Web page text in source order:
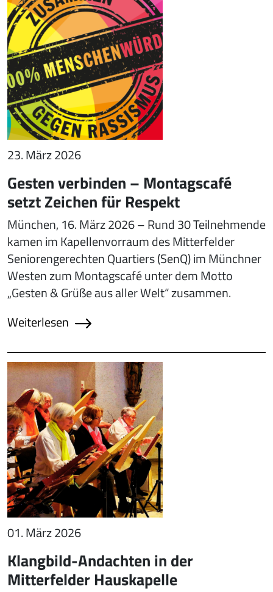
23. März 2026
Gesten verbinden – Montagscafé
setzt Zeichen für Respekt
München, 16. März 2026 – Rund 30 Teilnehmende
kamen im Kapellenvorraum des Mitterfelder
Seniorengerechten Quartiers (SenQ) im Münchner
Westen zum Montagscafé unter dem Motto
„Gesten & Grüße aus aller Welt“ zusammen.
Weiterlesen
01. März 2026
Klangbild-Andachten in der
Mitterfelder Hauskapelle